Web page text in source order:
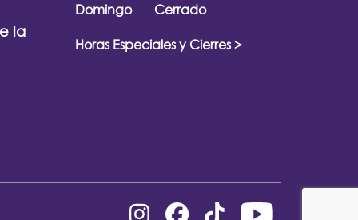
la
Domingo
Cerrado
Horas Especiales y Cierres >